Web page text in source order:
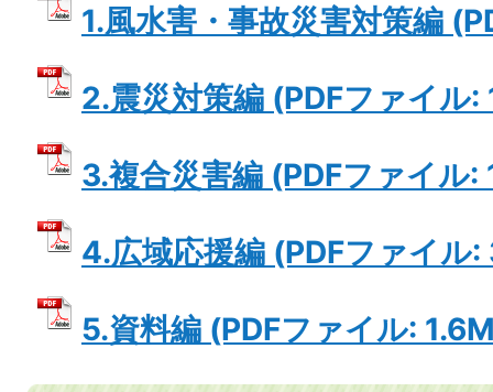
1.風水害・事故災害対策編
2.震災対策編 (PDFファイル:
3.複合災害編 (PDFファイル
4.広域応援編 (PDFファイル
5.資料編 (PDFファイル: